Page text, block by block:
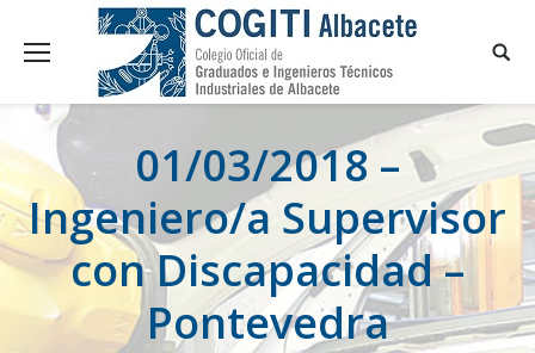
01/03/2018 –
Ingeniero/a Supervisor
con Discapacidad –
Pontevedra